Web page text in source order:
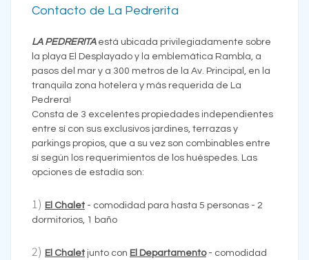
Contacto de La Pedrerita
LA PEDRERITAestá ubicada privilegiadamente sobre
la playa El Desplayado y la emblemática Rambla, a
pasos del mar y a 300 metros de la Av. Principal, en la
tranquila zona hotelera y más requerida de La
Pedrera!
Consta de 3 excelentes propiedades independientes
entre sí con sus exclusivos jardines, terrazas y
parkings propios, que a su vez son combinables entre
sí según los requerimientos de los huéspedes. Las
opciones de estadía son:
1) El Chalet - comodidad para hasta 5 personas - 2
dormitorios, 1 baño
2) El Chalet junto con El Departamento- comodidad